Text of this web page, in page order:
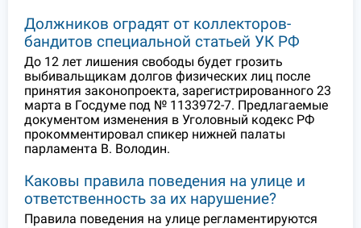
Должников оградят от коллекторов-
бандитов специальной статьей УК РФ
До 12 лет лишения свободы будет грозить
выбивальщикам долгов физических лиц после
принятия законопроекта, зарегистрированного 23
марта в Госдуме под № 1133972-7. Предлагаемые
документом изменения в Уголовный кодекс РФ
прокомментировал спикер нижней палаты
парламента В. Володин.
Каковы правила поведения на улице и
ответственность за их нарушение?
Правила поведения на улице регламентируются